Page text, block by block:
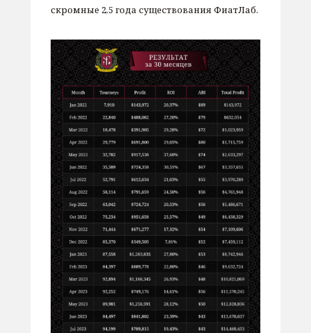
скромные 2,5 года существования ФиатЛаб.